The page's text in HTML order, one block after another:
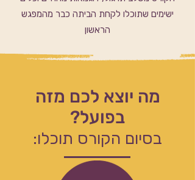
ישימים שתוכלו לקחת הביתה כבר מהמפגש
הראשון
מה יוצא לכם מזה
בפועל?
בסיום הקורס תוכלו: